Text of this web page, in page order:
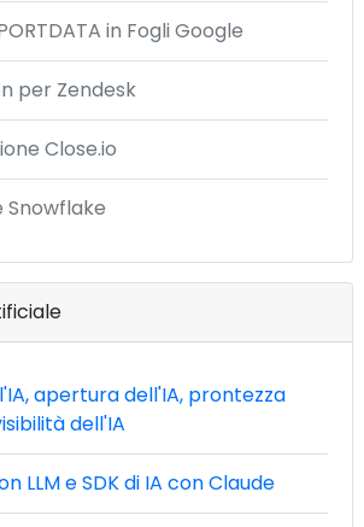
in Fogli Google
per Zendesk
Close.io
Snowflake
apertura dell'IA, prontezza
dell'IA
LLM e SDK di IA con Claude